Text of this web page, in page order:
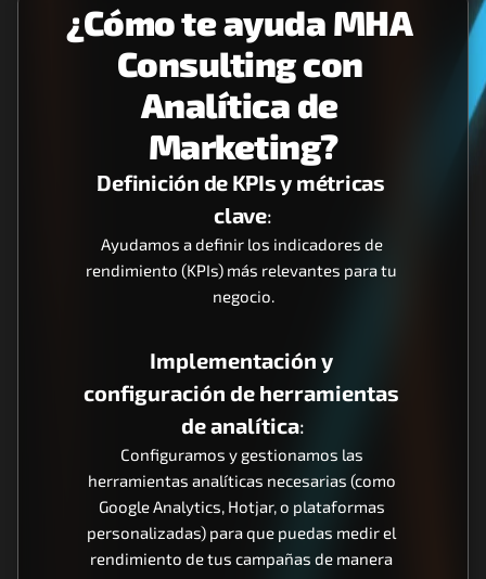
¿Cómo te ayuda MHA
Consulting con
Analítica de
Marketing?
Definición de KPIs y métricas
clave:
Ayudamos a definir los indicadores de
rendimiento (KPIs) más relevantes para tu
negocio.
Implementación y
configuración de herramientas
de analítica:
Configuramos y gestionamos las
herramientas analíticas necesarias (como
Google Analytics, Hotjar, o plataformas
personalizadas) para que puedas medir el
rendimiento de tus campañas de manera